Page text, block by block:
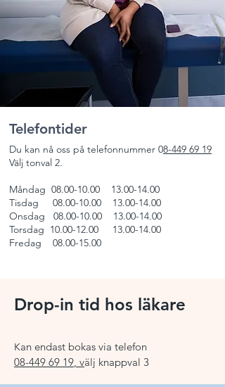
Telefontider
Du kan nå oss på telefonnummer 08-449 69 19
Välj tonval 2.
Måndag 08.00-10.00 13.00-14.00
Tisdag 08.00-10.00
13.00-14.00
Onsdag 08.00-10.00
13.00-14.00
Torsdag 10.00-12.00
13.00-14.00
Fredag 08.00-15.00
Drop-in tid hos läkare
Kan endast bokas via telefon
08-449 69 19, välj knappval 3